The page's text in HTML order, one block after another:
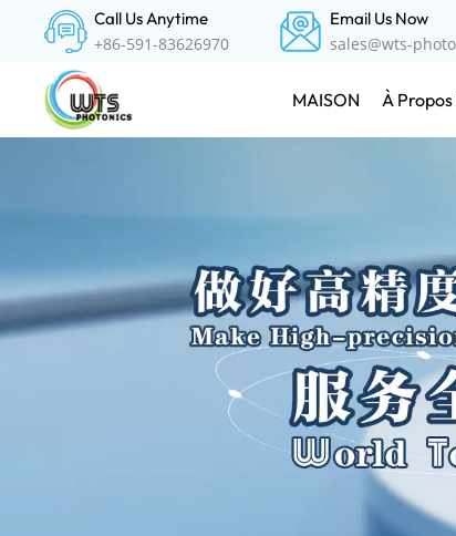
Call Us Anytime
+86-591-83626970
Email Us Now
sales@wts-
MAISON À